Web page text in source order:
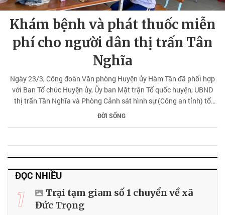
Khám bệnh và phát thuốc miễn
phí cho người dân thị trấn Tân
Nghĩa
Ngày 23/3, Công đoàn Văn phòng Huyện ủy Hàm Tân đã phối hợp
với Ban Tổ chức Huyện ủy, Ủy ban Mặt trận Tổ quốc huyện, UBND
thị trấn Tân Nghĩa và Phòng Cảnh sát hình sự (Công an tỉnh) tổ
chức các hoạt động khám bệnh, tư vấn, phát thuốc miễn phí cho
ĐỜI SỐNG
ĐỌC NHIỀU
1
Trại tạm giam số 1 chuyển về xã
Đức Trọng